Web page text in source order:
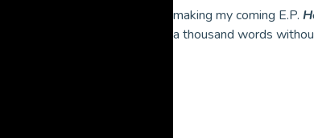
making my coming E.P.
a thousand words